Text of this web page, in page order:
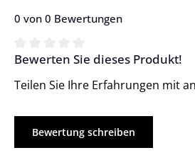
0 von 0 Bewertungen
Durchschnittliche Bewertung von
Bewerten Sie dieses Produkt!
Teilen Sie Ihre Erfahrungen mit
Bewertung schreiben